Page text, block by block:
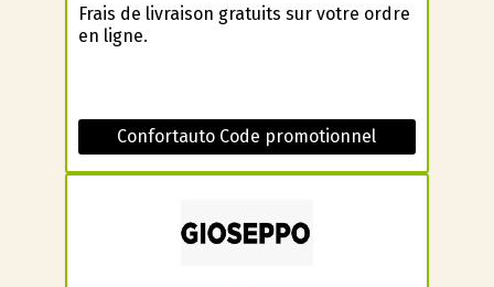
Frais de livraison gratuits sur votre ordre
en ligne.
Confortauto Code promotionnel